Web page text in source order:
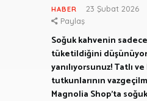
HABER 23 Şubat 2026
Paylaş
Soğuk kahvenin
tüketildiğini
yanılıyorsunuz! Tatlı
tutkunlarının
Magnolia Shop’ta